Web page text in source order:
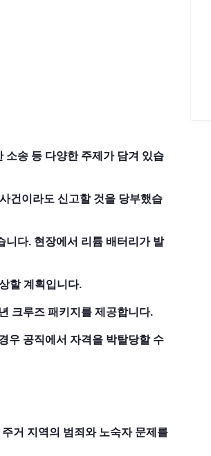
소송 등 다양한 주제가 담겨 있습
건이라도 신고할 것을 당부했습
니다. 현장에서 리튬 배터리가 발
할 계획입니다.
크루즈 패키지를 제공합니다.
우 공직에서 자격을 박탈당할 수
거 지역의 범죄와 노숙자 문제를